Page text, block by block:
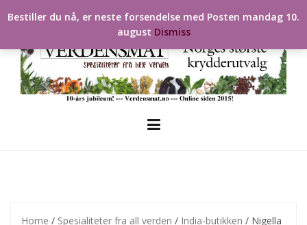
to
Home / Spesialiteter fra all verden / India-butikken / Nigella
Bestiller du nå, er neste forsendelse med Posten mandag 10.
august Dismiss